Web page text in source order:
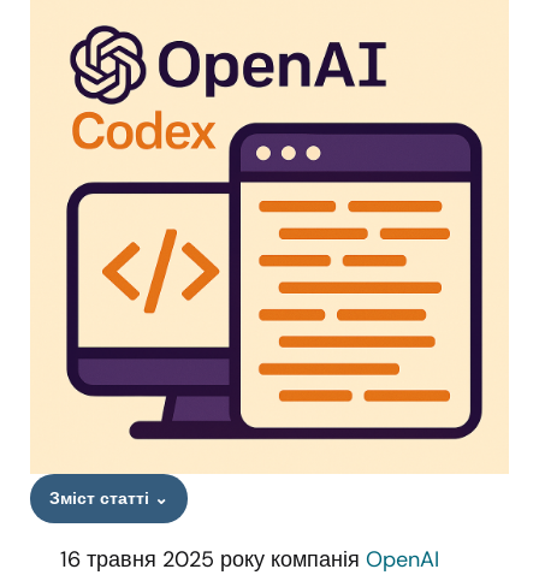
Зміст статті ⌄
16 травня 2025 року компанія OpenAI